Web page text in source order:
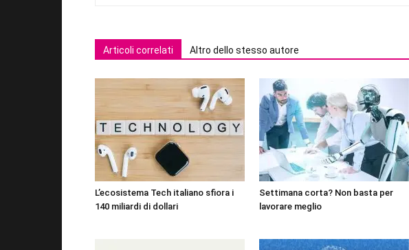
Articoli correlati Altro dello stesso autore
L’ecosistema Tech italiano sfiora i
140 miliardi di dollari
Settimana corta? Non basta per
lavorare meglio